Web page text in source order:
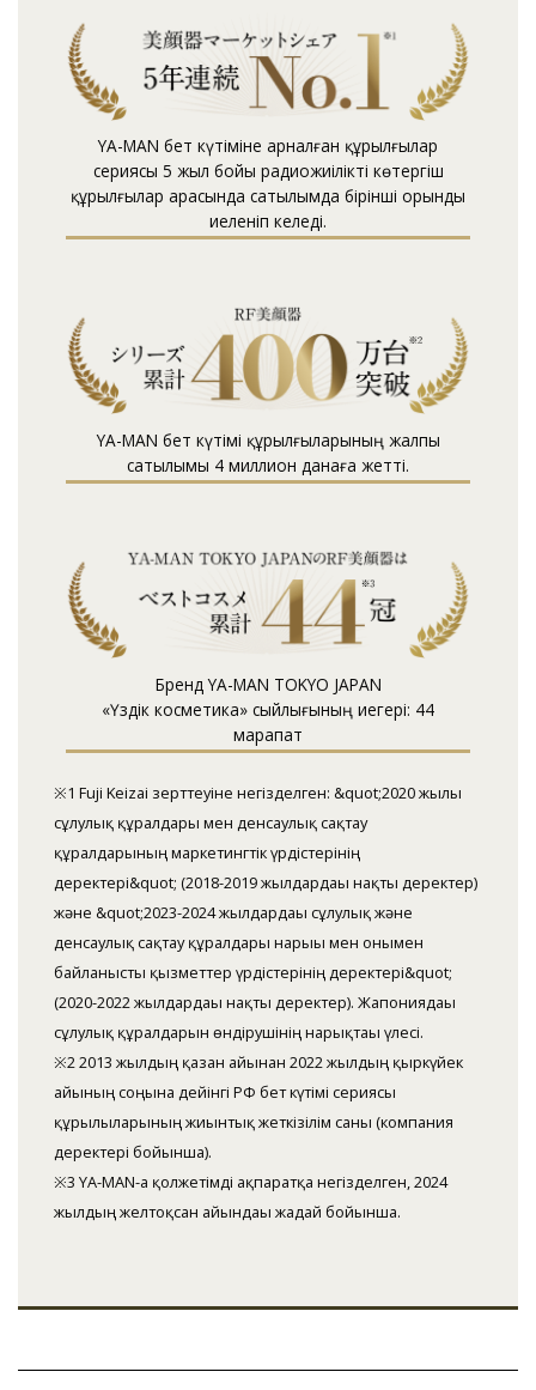
YA-MAN бет күтіміне арналған құрылғылар
сериясы 5 жыл бойы радиожиілікті көтергіш
құрылғылар арасында сатылымда бірінші орынды
иеленіп келеді.
YA-MAN бет күтімі құрылғыларының жалпы
сатылымы 4 миллион данаға жетті.
Бренд YA-MAN TOKYO JAPAN
«Үздік косметика» сыйлығының иегері: 44
марапат
※1 Fuji Keizai зерттеуіне негізделген: &quot;2020 жылғы
сұлулық құралдары мен денсаулық сақтау
құралдарының маркетингтік үрдістерінің
деректері&quot; (2018-2019 жылдардағы нақты деректер)
және &quot;2023-2024 жылдардағы сұлулық және
денсаулық сақтау құралдары нарығы мен онымен
байланысты қызметтер үрдістерінің деректері&quot;
(2020-2022 жылдардағы нақты деректер). Жапониядағы
сұлулық құралдарын өндірушінің нарықтағы үлесі.
※2 2013 жылдың қазан айынан 2022 жылдың қыркүйек
айының соңына дейінгі РФ бет күтімі сериясы
құрылғыларының жиынтық жеткізілім саны (компания
деректері бойынша).
※3 YA-MAN-ға қолжетімді ақпаратқа негізделген, 2024
жылдың желтоқсан айындағы жағдай бойынша.